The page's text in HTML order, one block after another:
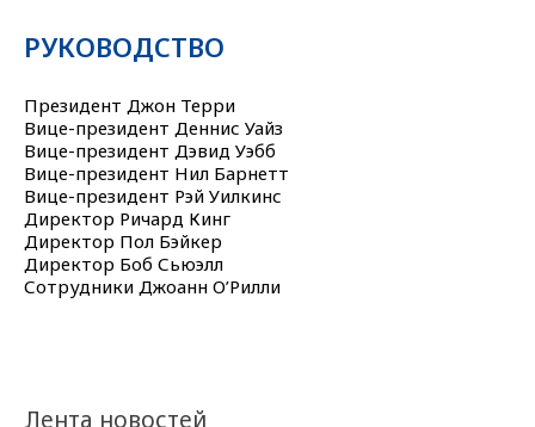
Лента новостей
РУКОВОДСТВО
Президент Джон Терри
Вице-президент Деннис Уайз
Вице-президент Дэвид Уэбб
Вице-президент Нил Барнетт
Вице-президент Рэй Уилкинс
Директор Ричард Кинг
Директор Пол Бэйкер
Директор Боб Сьюэлл
Сотрудники Джоанн О’Рилли